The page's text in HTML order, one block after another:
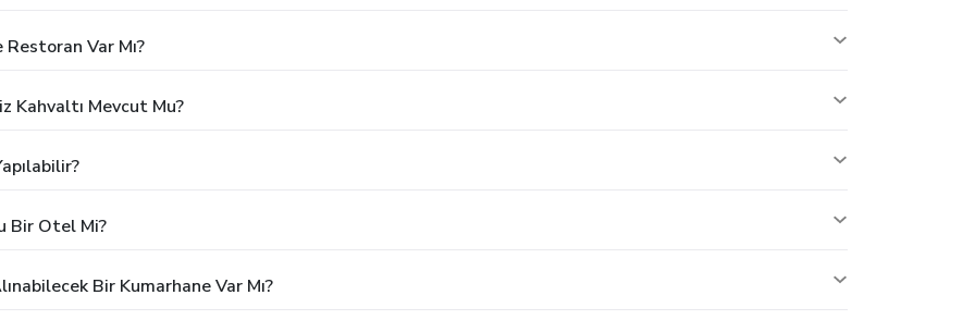
Var Mı?
Kahvaltı Mevcut Mu?
Bir Otel Mi?
Bir Kumarhane Var Mı?